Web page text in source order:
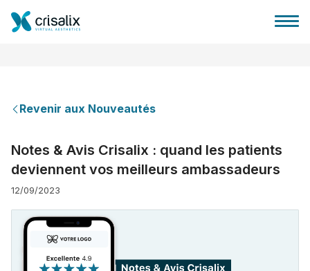
Forfait
Avis des patients
Revenir aux Nouveautés
Notes & Avis Crisalix : quand les patients
deviennent vos meilleurs ambassadeurs
12/09/2023